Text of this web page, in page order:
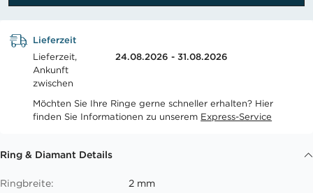
Lieferzeit
Lieferzeit,
Ankunft
zwischen
24.08.2026 - 31.08.2026
Möchten Sie Ihre Ringe gerne schneller erhalten? Hier
finden Sie Informationen zu unserem Express-Service
Ring & Diamant Details
Ringbreite:
2 mm